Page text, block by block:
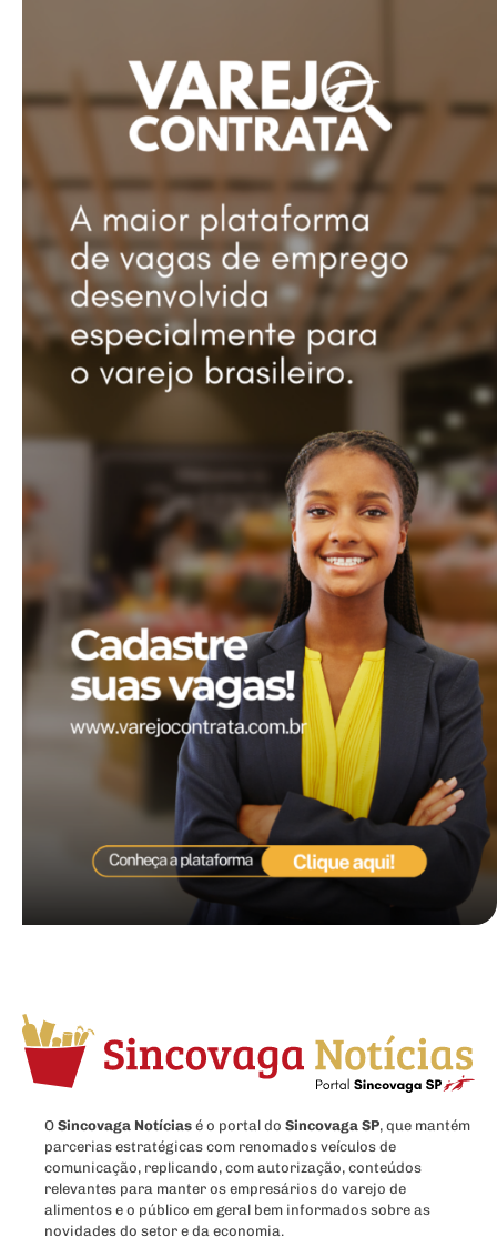
O Sincovaga Notícias é o portal do Sincovaga SP, que mantém
parcerias estratégicas com renomados veículos de
comunicação, replicando, com autorização, conteúdos
relevantes para manter os empresários do varejo de
alimentos e o público em geral bem informados sobre as
novidades do setor e da economia.